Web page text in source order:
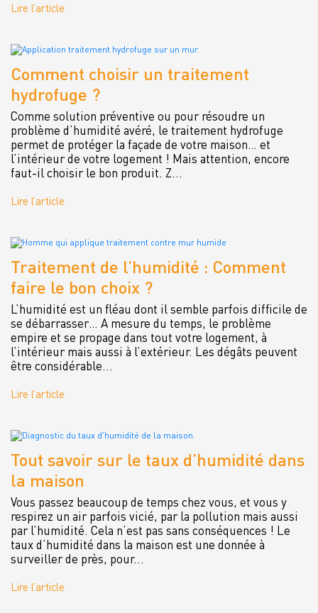
Lire l’article
Comment choisir un traitement
hydrofuge ?
Comme solution préventive ou pour résoudre un
problème d’humidité avéré, le traitement hydrofuge
permet de protéger la façade de votre maison… et
l’intérieur de votre logement ! Mais attention, encore
faut-il choisir le bon produit. Z...
Lire l’article
Traitement de l’humidité : Comment
faire le bon choix ?
L’humidité est un fléau dont il semble parfois difficile de
se débarrasser… A mesure du temps, le problème
empire et se propage dans tout votre logement, à
l’intérieur mais aussi à l’extérieur. Les dégâts peuvent
être considérable...
Lire l’article
Tout savoir sur le taux d’humidité dans
la maison
Vous passez beaucoup de temps chez vous, et vous y
respirez un air parfois vicié, par la pollution mais aussi
par l’humidité. Cela n’est pas sans conséquences ! Le
taux d’humidité dans la maison est une donnée à
surveiller de près, pour...
Lire l’article